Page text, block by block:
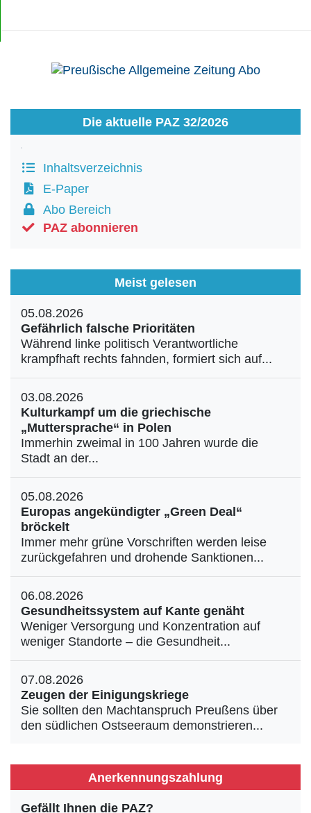
Die aktuelle PAZ 32/2026
Inhaltsverzeichnis
E-Paper
Abo Bereich
PAZ abonnieren
Meist gelesen
05.08.2026
Gefährlich falsche Prioritäten
Während linke politisch Verantwortliche
krampfhaft rechts fahnden, formiert sich auf...
03.08.2026
Kulturkampf um die griechische
„Muttersprache“ in Polen
Immerhin zweimal in 100 Jahren wurde die
Stadt an der...
05.08.2026
Europas angekündigter „Green Deal“
bröckelt
Immer mehr grüne Vorschriften werden leise
zurückgefahren und drohende Sanktionen...
06.08.2026
Gesundheitssystem auf Kante genäht
Weniger Versorgung und Konzentration auf
weniger Standorte – die Gesundheit...
07.08.2026
Zeugen der Einigungskriege
Sie sollten den Machtanspruch Preußens über
den südlichen Ostseeraum demonstrieren...
Anerkennungszahlung
Gefällt Ihnen die PAZ?